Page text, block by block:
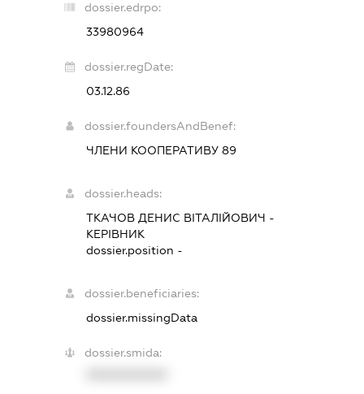
dossier.edrpo:
33980964
dossier.regDate:
03.12.86
dossier.foundersAndBenef:
ЧЛЕНИ КООПЕРАТИВУ 89
dossier.heads:
ТКАЧОВ ДЕНИС ВІТАЛІЙОВИЧ -
КЕРІВНИК
dossier.position -
dossier.beneficiaries:
dossier.missingData
dossier.smida: